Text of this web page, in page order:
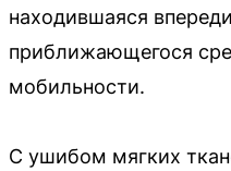
находившаяся
приближающегося
мобильности.
С ушибом мягких